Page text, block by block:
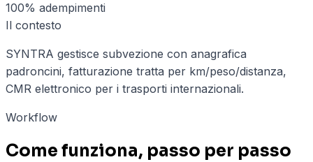
100% adempimenti
Il contesto
SYNTRA gestisce subvezione con anagrafica
padroncini, fatturazione tratta per km/peso/distanza,
CMR elettronico per i trasporti internazionali.
Workflow
Come funziona, passo per passo